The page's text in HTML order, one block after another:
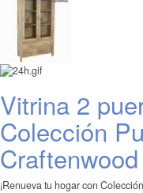
Vitrina 2
Colección
Craftenwood
¡Renueva tu hogar con